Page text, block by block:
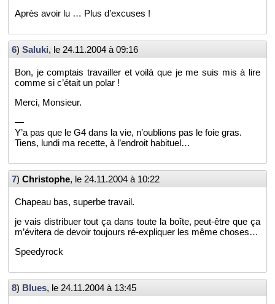
Après avoir lu … Plus d’ex­cuses !
6) Sa­luki, le 24.11.2004 à 09:16
Bon, je comp­tais tra­vailler et voilà que je me suis mis à lire
comme si c’était un polar !
Merci, Mon­sieur.
—
Y’a pas que le G4 dans la vie, n’ou­blions pas le foie gras.
Tiens, lundi ma re­cette, à l’en­droit ha­bi­tuel…
7) Chris­tophe, le 24.11.2004 à 10:22
Cha­peau bas, su­perbe tra­vail.
je vais dis­tri­buer tout ça dans toute la boîte, peut-être que ça
m’évi­tera de de­voir tou­jours ré-ex­pli­quer les même choses…
Spee­dy­rock
8) Blues, le 24.11.2004 à 13:45